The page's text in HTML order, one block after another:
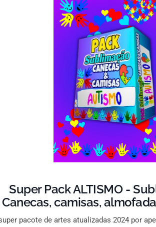
Super Pack ALTISMO -
Canecas, camisas,
pacote de artes atualizadas 2024 por